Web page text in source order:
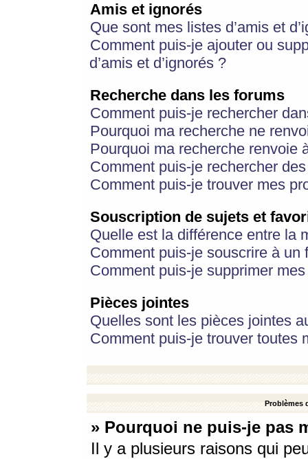
Amis et ignorés
Que sont mes listes d’amis et
Comment puis-je ajouter ou
d’amis et d’ignorés ?
Recherche dans les forums
Comment puis-je rechercher
Pourquoi ma recherche ne
Pourquoi ma recherche renvoie
Comment puis-je rechercher
Comment puis-je trouver mes
Souscription de sujets et
Quelle est la différence entre la
Comment puis-je souscrire à
Comment puis-je supprimer
Pièces jointes
Quelles sont les pièces jointes
Comment puis-je trouver toutes
Problèmes
» Pourquoi ne puis-je pas
Il y a plusieurs raisons qui